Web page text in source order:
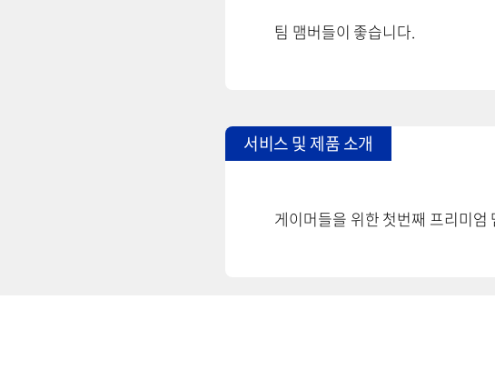
팀 맴버들이 좋습니다.
서비스 및 제품 소개
게이머들을 위한 첫번째 프리미